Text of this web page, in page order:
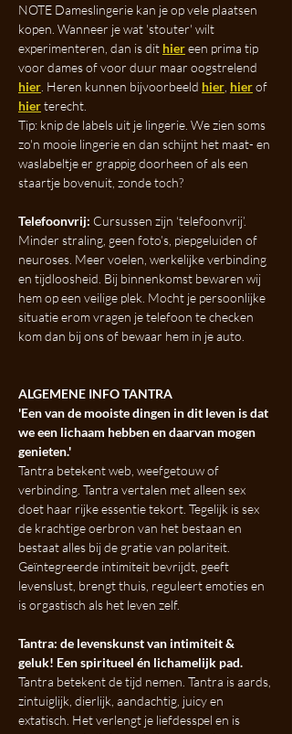
NOTE Dameslingerie kan je op vele plaatsen
kopen. Wanneer je wat 'stouter' wilt
experimenteren, dan is dit hier een prima tip
voor dames of voor duur maar oogstrelend
hier . Heren kunnen bijvoorbeeld hier hier of
hier terecht.
Tip: knip de labels uit je lingerie. We zien soms
zo'n mooie lingerie en dan schijnt het maat- en
waslabeltje er grappig doorheen of als een
staartje bovenuit, zonde toch?
Telefoonvrij: Cursussen zijn ‘telefoonvrij’.
Minder straling, geen foto’s, piepgeluiden of
neuroses. Meer voelen, werkelijke verbinding
en tijdloosheid. Bij binnenkomst bewaren wij
hem op een veilige plek. Mocht je persoonlijke
situatie erom vragen je telefoon te checken
kom dan bij ons of bewaar hem in je auto.
ALGEMENE INFO TANTRA
'Een van de mooiste dingen in dit leven is dat
we een lichaam hebben en daarvan mogen
genieten.'
Tantra betekent web, weefgetouw of
verbinding. Tantra vertalen met alleen sex
doet haar rijke essentie tekort. Tegelijk is sex
de krachtige oerbron van het bestaan en
bestaat alles bij de gratie van polariteit.
Geïntegreerde intimiteit bevrijdt, geeft
levenslust, brengt thuis, reguleert emoties en
is orgastisch als het leven zelf.
Tantra: de levenskunst van intimiteit &
geluk! Een spiritueel én lichamelijk pad.
Tantra betekent de tijd nemen. Tantra is aards,
zintuiglijk, dierlijk, aandachtig, juicy en
extatisch. Het verlengt je liefdesspel en is